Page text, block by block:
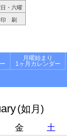
・六曜
印 刷
月曜始まり
1ヶ月カレンダー
(如月)
金 土